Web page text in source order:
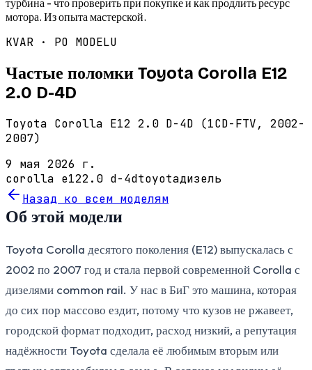
мотора. Из опыта мастерской.
KVAR · PO MODELU
Частые поломки Toyota Corolla E12
2.0 D-4D
Toyota Corolla E12 2.0 D-4D (1CD-FTV, 2002-
2007)
9 мая 2026 г.
corolla e122.0 d-4dtoyotaдизель
Назад ко всем моделям
Об этой модели
Toyota Corolla десятого поколения (E12) выпускалась с
2002 по 2007 год и стала первой современной Corolla с
дизелями common rail. У нас в БиГ это машина, которая
до сих пор массово ездит, потому что кузов не ржавеет,
городской формат подходит, расход низкий, а репутация
надёжности Toyota сделала её любимым вторым или